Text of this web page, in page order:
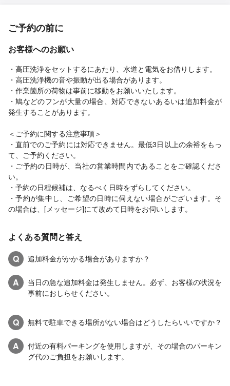
ご予約の前に
お客様へのお願い
・高圧洗浄をセットするにあたり、水道と電気をお借りします。
・高圧洗浄機の音や振動が出る場合があります。
・作業箇所の荷物は事前に移動をお願いいたします。
・鳩などのフンが大量の場合、対応できないあるいは追加料金が
発生することがあります。
＜ご予約に関する注意事項＞
・直前でのご予約には対応できません。最低3日以上の余裕をもっ
て、ご予約ください。
・ご予約の日時が、当社の営業時間内であることをご確認くださ
い。
・予約の日程候補は、なるべく日時をずらしてください。
・予約が集中し、ご希望の日時に伺えない場合がございます。そ
の場合は、[メッセージ]にて改めて日時をお伺いします。
よくある質問と答え
Q
追加料金がかかる場合がありますか？
A
当日の急な追加料金は発生しません。必ず、お客様の状況を
事前におしらせください。
Q 無料で駐車できる場所がない場合はどうしたらいいですか？
A
付近の有料パーキングを使用しますが、その場合のパーキン
グ代のご負担をお願いします。